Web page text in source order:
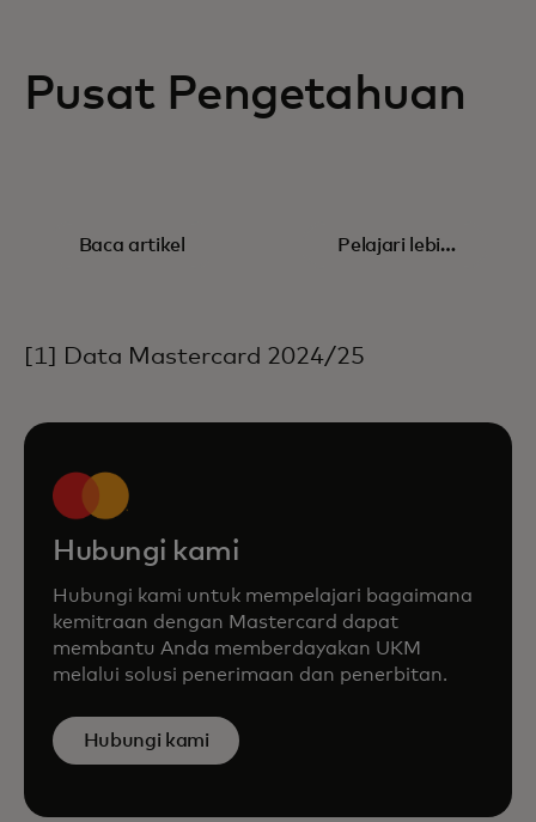
Pusat Pengetahuan
Pergeseran
pembayaran
Baca artikel
Keuangan
Pelajari lebih
[1] Data Mastercard 2024/25
Hubungi kami
Hubungi kami untuk mempelajari bagaimana
kemitraan dengan Mastercard dapat
membantu Anda memberdayakan UKM
melalui solusi penerimaan dan penerbitan.
Hubungi kami